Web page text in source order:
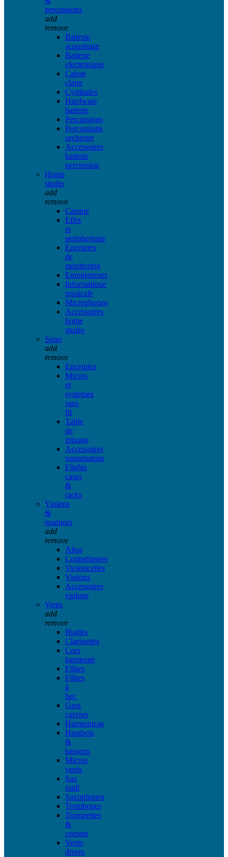
percussions
add
remove
Batterie
acoustique
Batterie
electronique
Caisse
claire
Cymbales
Hardware
batterie
Percussions
Percussions
orchestre
Accessoires
batterie
percussion
Home
studio
add
remove
Casque
Effet
et
peripherique
Enceintes
de
monitoring
Enregistreurs
Informatique
musicale
Microphones
Accessoires
home
studio
Sono
add
remove
Enceintes
Micros
et
systemes
sans
fil
Table
de
mixage
Accessoires
sonorisation
Flights
cases
&
racks
Violons
&
quatuors
add
remove
Altos
Contrebasses
Violoncelles
Violons
Accessoires
violons
Vents
add
remove
Bugles
Clarinettes
Cors
harmonie
Flûtes
Flûtes
à
bec
Gros
cuivres
Harmonicas
Hautbois
&
bassons
Micros
vents
Sax
midi
Saxophones
Trombones
Trompettes
&
cornets
Vents
divers